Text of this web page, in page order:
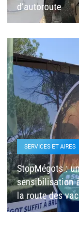
d’autoroute
SERVICES ET AIRES
StopMégots :
sensibilisation
la route des